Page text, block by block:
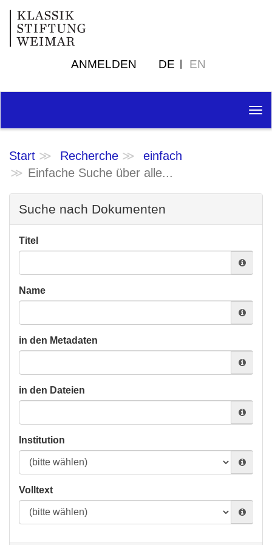
ANMELDEN DE EN
Start Recherche
einfach
Einfache Suche über alle...
Suche nach Dokumenten
Titel
Name
in den Metadaten
in den Dateien
Institution
Volltext